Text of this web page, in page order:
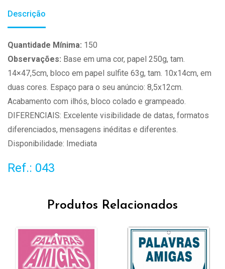
Descrição
Quantidade Mínima: 150
Observações: Base em uma cor, papel 250g, tam.
14×47,5cm, bloco em papel sulfite 63g, tam. 10x14cm, em
duas cores. Espaço para o seu anúncio: 8,5x12cm.
Acabamento com ilhós, bloco colado e grampeado.
DIFERENCIAIS: Excelente visibilidade de datas, formatos
diferenciados, mensagens inéditas e diferentes.
Disponibilidade: Imediata
Ref.: 043
Produtos Relacionados